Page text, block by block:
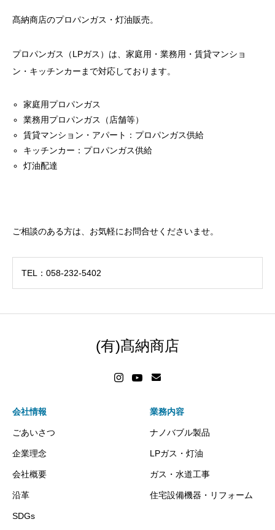
髙納商店のプロパンガス・灯油販売。
プロパンガス（LPガス）は、家庭用・業務用・賃貸マンショ
ン・キッチンカーまで対応しております。
家庭用プロパンガス
業務用プロパンガス（店舗等）
賃貸マンション・アパート：プロパンガス供給
キッチンカー：プロパンガス供給
灯油配達
ご相談のある方は、お気軽にお問合せくださいませ。
TEL：058-232-5402
(有)髙納商店
会社情報
ごあいさつ
企業理念
会社概要
沿革
SDGs
業務内容
ナノバブル製品
LPガス・灯油
ガス・水道工事
住宅設備機器・リフォーム